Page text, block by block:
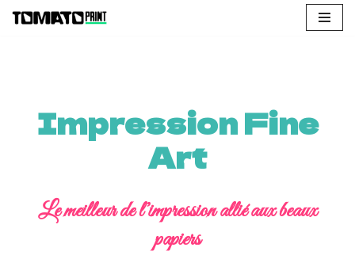
Impression Fine
Art
Le meilleur de l’impression allié aux beaux
papiers